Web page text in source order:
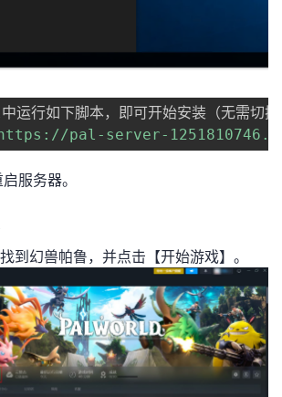
行如下脚本，即可开始安装（无需切换
pal-server-
服务器。
到幻兽帕鲁，并点击【开始游戏】。